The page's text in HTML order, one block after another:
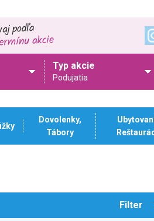
Typ akcie
Podujatia
Dovolenky,
Tábory
Filter